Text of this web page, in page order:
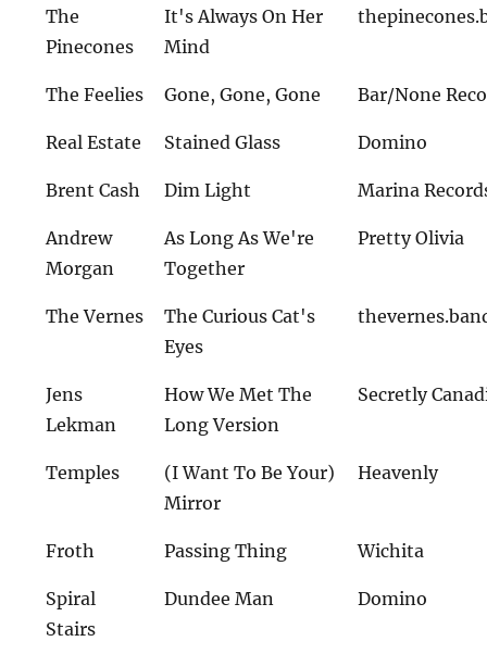
The
Pinecones
It's Always On Her
Mind
The Feelies Gone, Gone, Gone Bar/None
Real Estate Stained Glass Domino
Brent Cash Dim Light Marina
Andrew
Morgan
As Long As We're
Together
Pretty Olivia
The Vernes
The Curious Cat's
Eyes
Jens
Lekman
How We Met The
Long Version
Secretly
Temples
(I Want To Be Your)
Mirror
Heavenly
Froth Passing Thing Wichita
Spiral
Stairs
Dundee Man Domino